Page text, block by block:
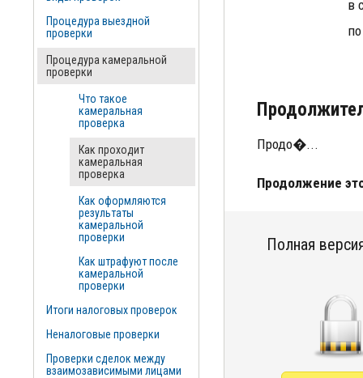
в
Продо�...
Продолжение
Полная
Процедура выездной
проверки
Процедура камеральной
проверки
Что такое
камеральная
проверка
Как проходит
камеральная
проверка
Как оформляются
результаты
камеральной
проверки
Как штрафуют после
камеральной
проверки
Итоги налоговых проверок
Неналоговые проверки
Проверки сделок между
взаимозависимыми лицами